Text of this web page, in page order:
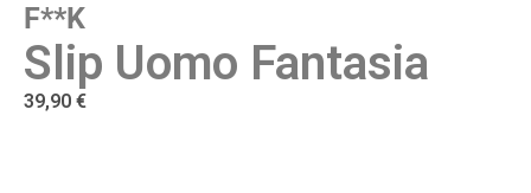
F**k
Slip Uomo Fantasia
39,90 €